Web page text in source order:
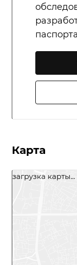
Карта
загрузка карты...